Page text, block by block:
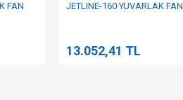
FAN JETLINE-160 YUVARLAK FAN
13.052,41 TL